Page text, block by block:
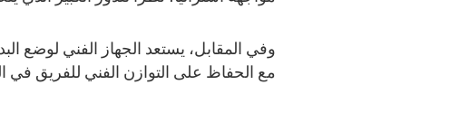
وفي المقابل، يستعد الجهاز الفني لوضع
مع الحفاظ على التوازن الفني للفريق في